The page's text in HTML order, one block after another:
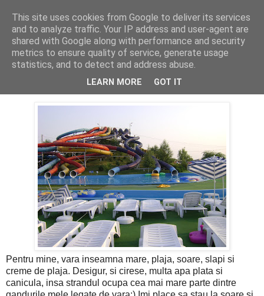
PentruDive.ro
luni, 14 iunie 2010
Water Park - dai un ban, dar face!
Pentru mine, vara inseamna mare, plaja, soare, slapi si
creme de plaja. Desigur, si cirese, multa apa plata si
canicula, insa strandul ocupa cea mai mare parte dintre
This site uses cookies from Google to deliver its services
and to analyze traffic. Your IP address and user-agent are
shared with Google along with performance and security
metrics to ensure quality of service, generate usage
statistics, and to detect and address abuse.
LEARN MORE GOT IT